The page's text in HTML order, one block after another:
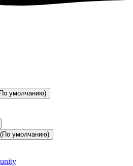
умолчанию)
умолчанию)